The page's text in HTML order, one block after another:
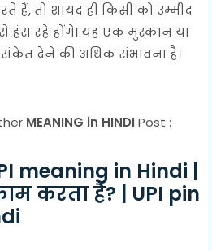
हैं, तो शायद ही किसी को उम्मीद
हंस रहे होंगे। यह एक मुस्कान या
देने की अधिक संभावना है।
MEANING in HINDIPost :
meaning in Hindi |
करता है? | UPI pin